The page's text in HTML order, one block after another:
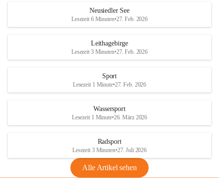
S
und den daraus folgenden wirtschaftlichen
Maßnahmen zur Bekämpfung
Rebe und der Amerikanischen
Anhang VBl. EU Nr. 18
1 Seite•1,4 MB
VBl. EU Nr. 18_2026
r
S
Neusiedler See
Lesezeit 6 Minuten•27. Feb. 2026
Leithagebirge
Lesezeit 3 Minuten•27. Feb. 2026
Sport
Lesezeit 1 Minute•27. Feb. 2026
Wassersport
Lesezeit 1 Minute•26. März 2026
Radsport
Lesezeit 3 Minuten•27. Juli 2026
Alle Artikel sehen